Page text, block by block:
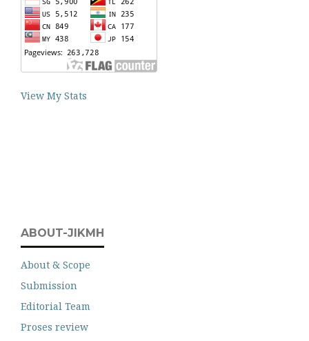
View My Stats
ABOUT-JIKMH
About & Scope
Submission
Editorial Team
Proses review